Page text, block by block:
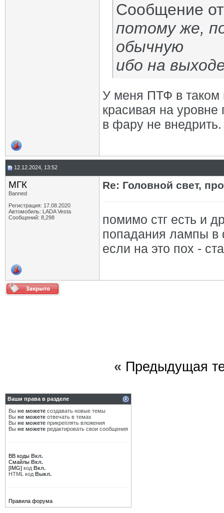
Сообщение
потому же,
обычную
ибо на
У меня ПТФ в таком
красивая на
в фару не внедрить.
12.12.2024, 13:52
МГК
Banned
Регистрация: 17.08.2020
Автомобиль: LADA Vesta
Сообщений: 8,298
Re: Головной свет,
помимо стг есть и
попадания лампы в
если на это пох -
« Предыдущая
Ваши права в разделе
Вы не можете создавать новые темы
Вы не можете отвечать в темах
Вы не можете прикреплять вложения
Вы не можете редактировать свои сообщения
BB коды Вкл.
Смайлы Вкл.
[IMG] код Вкл.
HTML код Выкл.
Правила форума